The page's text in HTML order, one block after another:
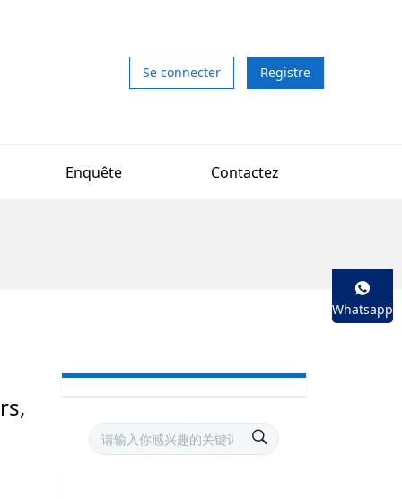
Se connecter Registre
Enquête Contactez
Whatsapp